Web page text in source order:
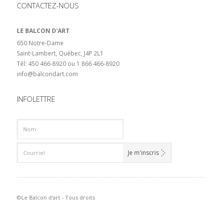
CONTACTEZ-NOUS
LE BALCON D'ART
650 Notre-Dame
Saint-Lambert, Québec, J4P 2L1
Tél: 450 466-8920 ou 1 866 466-8920
info@balcondart.com
INFOLETTRE
©Le Balcon d'art - Tous droits